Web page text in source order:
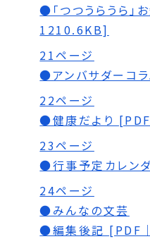
●「つつうらうら」
1210.6KB]
21ページ
●アンバサダーコ
22ページ
●健康だより
23ページ
●行事予定カレン
24ページ
●みんなの文芸
●編集後記 [PDF